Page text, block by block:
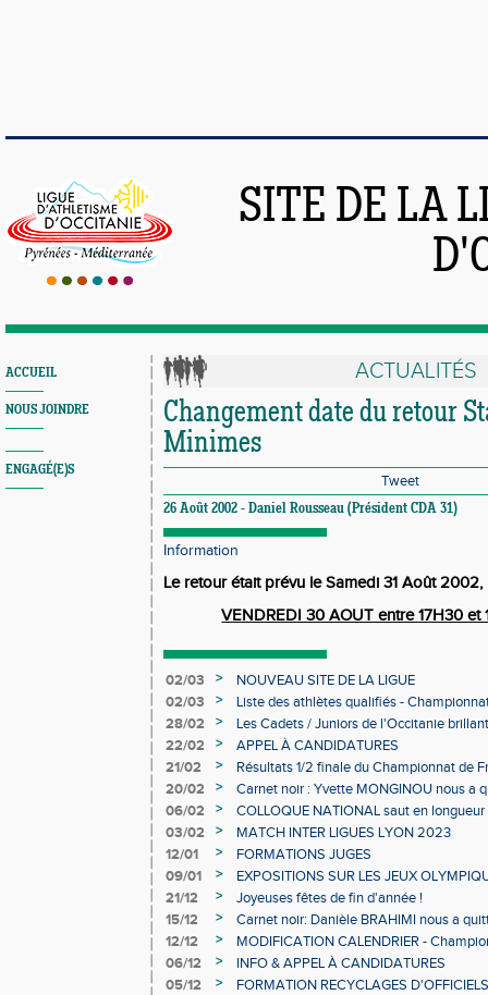
SITE DE LA
ACCUEIL
NOUS JOINDRE
ENGAGÉ(E)S
ACTUALITÉS
Changement date du retour
Minimes
Tweet
26 Août 2002 - Daniel Rousseau (Président CDA 31)
Information
Le retour était prévu le Samedi 31 Août
VENDREDI 30 AOUT entre 17H30 et
02/03 >
NOUVEAU SITE DE LA LIGUE
02/03
>
Liste des athlètes qualifiés -
Individuels en salle
28/02 >
Les Cadets / Juniors de l'Occitanie
22/02
>
APPEL À CANDIDATURES
21/02
>
Résultats 1/2 finale du Championnat de
20/02
>
Carnet noir : Yvette MONGINOU nous a
06/02
>
COLLOQUE NATIONAL saut en
03/02
>
MATCH INTER LIGUES LYON 2023
12/01
>
FORMATIONS JUGES
09/01
>
EXPOSITIONS SUR LES JEUX
21/12
>
Joyeuses fêtes de fin d'année !
15/12
>
Carnet noir: Danièle BRAHIMI nous a
12/12
>
MODIFICATION CALENDRIER -
06/12
>
INFO & APPEL À CANDIDATURES
05/12
>
FORMATION RECYCLAGES D'OFFICIELS